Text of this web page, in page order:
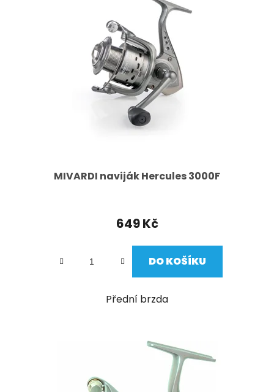
MIVARDI naviják Hercules 3000F
649 Kč
DO KOŠÍKU
Přední brzda